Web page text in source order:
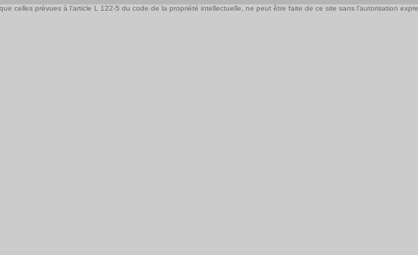
celles prévues à l'article L 122-5 du code de la propriété intellectuelle, ne peut être faite de ce site sans l'autorisation